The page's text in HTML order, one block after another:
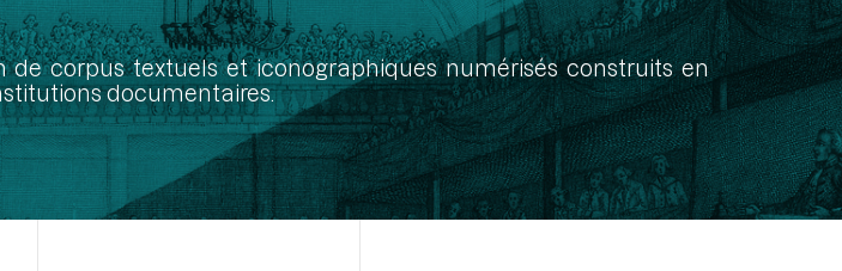
corpus textuels et iconographiques numérisés construits en
documentaires.